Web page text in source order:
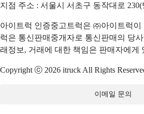
지점 주소 : 서울시 서초구 동작대로
아이트럭 인증중고트럭은 ㈜아이트럭이
럭은 통신판매중개자로 통신판매의 당
래정보, 거래에 대한 책임은 판매자에게
Copyright ⓒ 2026 itruck All Rights
이메일 문의